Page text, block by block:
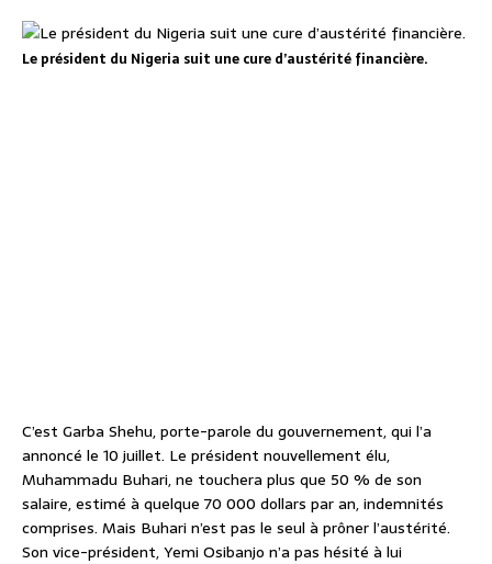
Le président du Nigeria suit une cure d’austérité financière.
C’est Garba Shehu, porte-parole du gouvernement, qui l’a
annoncé le 10 juillet. Le président nouvellement élu,
Muhammadu Buhari, ne touchera plus que 50 % de son
salaire, estimé à quelque 70 000 dollars par an, indemnités
comprises. Mais Buhari n’est pas le seul à prôner l’austérité.
Son vice-président, Yemi Osibanjo n’a pas hésité à lui